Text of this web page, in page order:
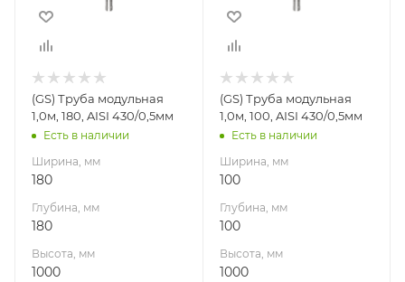
1000
Материал
Нержавеющая
сталь
Производитель
(GS) Труба модульная
1,0м, 180, AISI 430/0,5мм
Есть в наличии
Ширина, мм
180
Глубина, мм
180
Высота, мм
1000
1000
Материал
Нержавеющая
сталь
Производитель
(GS) Труба модульная
1,0м, 100, AISI 430/0,5мм
Есть в наличии
Ширина, мм
100
Глубина, мм
100
Высота, мм
1000